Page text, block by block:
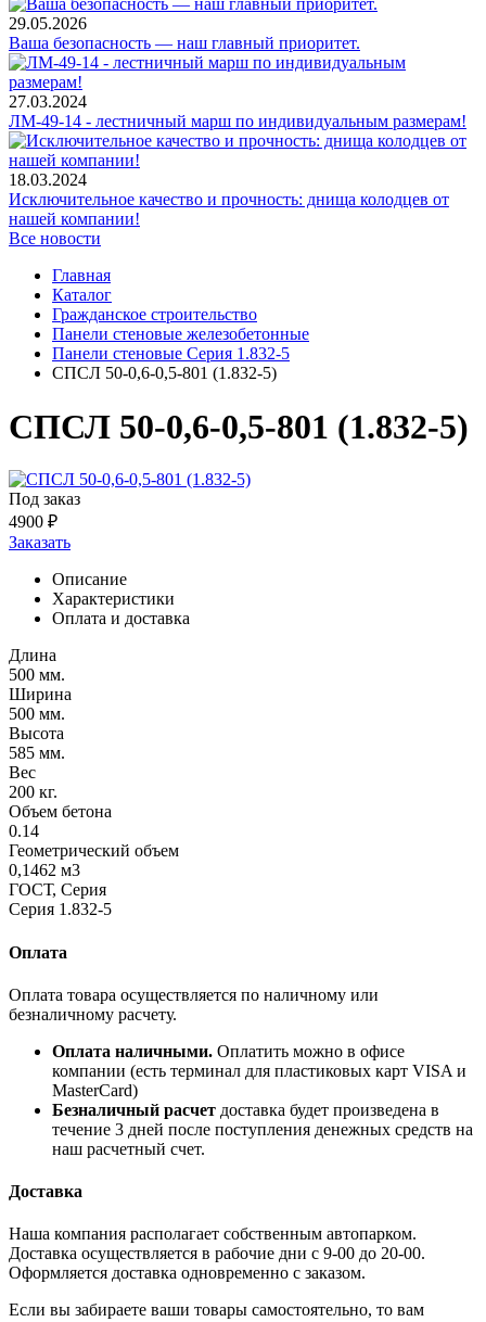
29.05.2026
Ваша безопасность — наш главный приоритет.
27.03.2024
ЛМ-49-14 - лестничный марш по индивидуальным размерам!
18.03.2024
Исключительное качество и прочность: днища колодцев от
нашей компании!
Все новости
Главная
Каталог
Гражданское строительство
Панели стеновые железобетонные
Панели стеновые Серия 1.832-5
СПСЛ 50-0,6-0,5-801 (1.832-5)
СПСЛ 50-0,6-0,5-801 (1.832-5)
Под заказ
4900 ₽
Заказать
Описание
Характеристики
Оплата и доставка
Длина
500 мм.
Ширина
500 мм.
Высота
585 мм.
Вес
200 кг.
Объем бетона
0.14
Геометрический объем
0,1462 м3
ГОСТ, Серия
Серия 1.832-5
Оплата
Оплата товара осуществляется по наличному или
безналичному расчету.
Оплата наличными. Оплатить можно в офисе
компании (есть терминал для пластиковых карт VISA и
MasterCard)
Безналичный расчет доставка будет произведена в
течение 3 дней после поступления денежных средств на
наш расчетный счет.
Доставка
Наша компания располагает собственным автопарком.
Доставка осуществляется в рабочие дни с 9-00 до 20-00.
Оформляется доставка одновременно с заказом.
Если вы забираете ваши товары самостоятельно, то вам